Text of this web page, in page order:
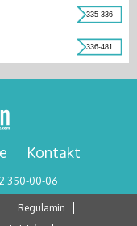
335-336
336-481
Kontakt
350-00-06
Regulamin